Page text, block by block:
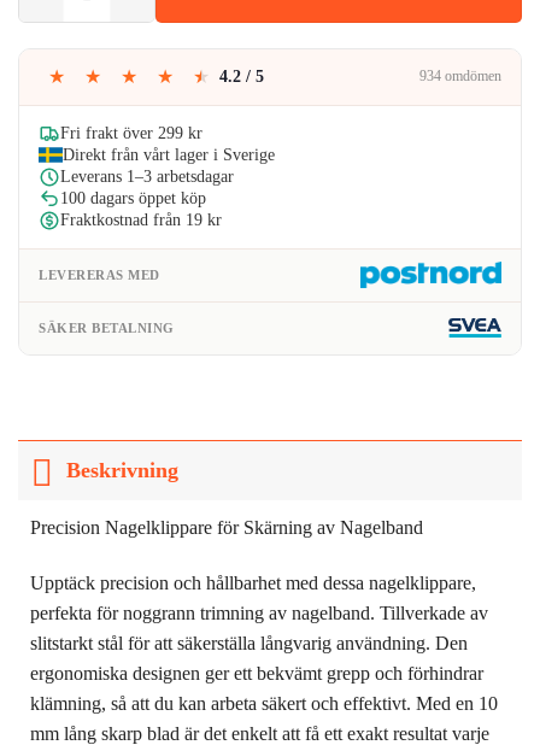
var:
49kr.
är:
40kr.
★ ★ ★ ★ ★ 4.2 / 5 934 omdömen
Fri frakt över 299 kr
Direkt från vårt lager i Sverige
Leverans 1–3 arbetsdagar
100 dagars öppet köp
Fraktkostnad från 19 kr
LEVERERAS MED
SÄKER BETALNING
Beskrivning
Precision Nagelklippare för Skärning av Nagelband
Upptäck precision och hållbarhet med dessa nagelklippare,
perfekta för noggrann trimning av nagelband. Tillverkade av
slitstarkt stål för att säkerställa långvarig användning. Den
ergonomiska designen ger ett bekvämt grepp och förhindrar
klämning, så att du kan arbeta säkert och effektivt. Med en 10
mm lång skarp blad är det enkelt att få ett exakt resultat varje